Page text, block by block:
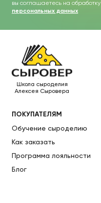
вы соглашаетесь на обработку
персональных данных
Школа сыроделия
Алексея Сыровера
ПОКУПАТЕЛЯМ
Обучение сыроделию
Как заказать
Программа лояльности
Блог